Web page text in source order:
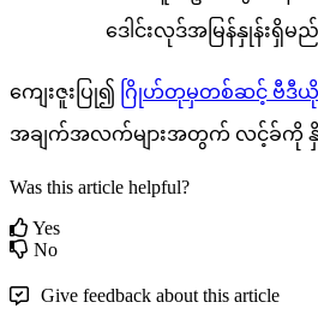
ဒ ငလဒအ မနနနရမည
ကဇ ပ၍ ဂဟတမတစဆင ဗဒယ
အခကအလကမအတက လငခက
Was this article helpful?
Yes
No
Give feedback about this article